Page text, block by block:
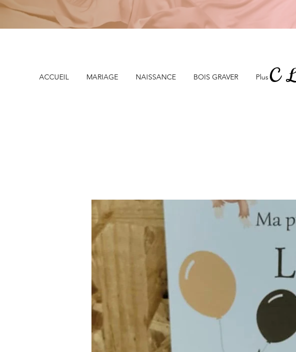
ACCUEIL MARIAGE NAISSANCE BOIS GRAVER PlusC